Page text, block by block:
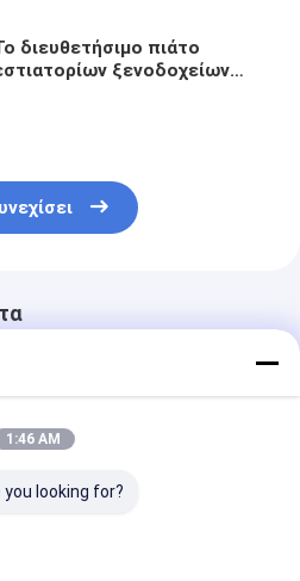
διευθετήσιμο πιάτο
ξενοδοχείων
1:46 AM
looking for?